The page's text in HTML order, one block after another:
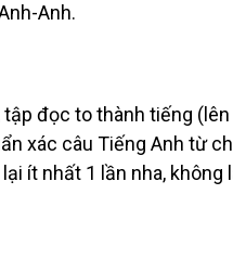
Anh.
đọc to thành tiếng
xác câu Tiếng Anh từ
ít nhất 1 lần nha, không